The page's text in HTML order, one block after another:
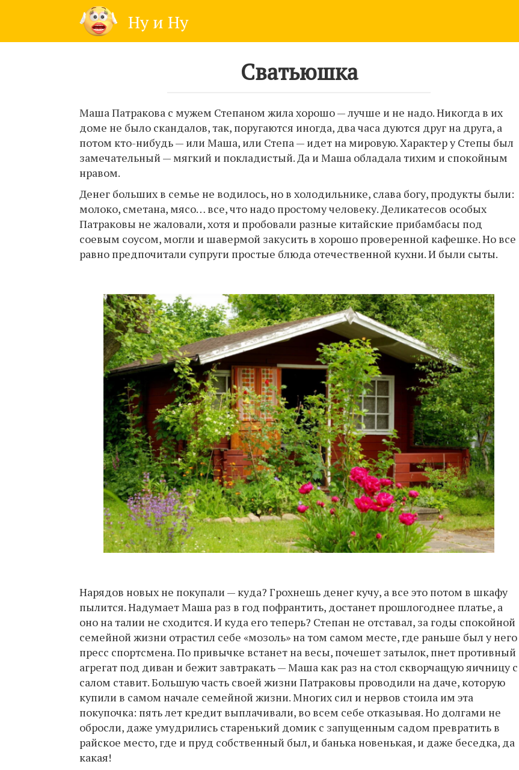
Ну и Ну
Сватьюшка
Маша Патракова с мужем Степаном жила хорошо — лучше и не надо. Никогда в их
доме не было скандалов, так, поругаются иногда, два часа дуются друг на друга, а
потом кто-нибудь — или Маша, или Степа — идет на мировую. Характер у Степы был
замечательный — мягкий и покладистый. Да и Маша обладала тихим и спокойным
нравом.
Денег больших в семье не водилось, но в холодильнике, слава богу, продукты были:
молоко, сметана, мясо… все, что надо простому человеку. Деликатесов особых
Патраковы не жаловали, хотя и пробовали разные китайские прибамбасы под
соевым соусом, могли и шавермой закусить в хорошо проверенной кафешке. Но все
равно предпочитали супруги простые блюда отечественной кухни. И были сыты.
Нарядов новых не покупали — куда? Грохнешь денег кучу, а все это потом в шкафу
пылится. Надумает Маша раз в год пофрантить, достанет прошлогоднее платье, а
оно на талии не сходится. И куда его теперь? Степан не отставал, за годы спокойной
семейной жизни отрастил себе «мозоль» на том самом месте, где раньше был у него
пресс спортсмена. По привычке встанет на весы, почешет затылок, пнет противный
агрегат под диван и бежит завтракать — Маша как раз на стол скворчащую яичницу с
салом ставит. Большую часть своей жизни Патраковы проводили на даче, которую
купили в самом начале семейной жизни. Многих сил и нервов стоила им эта
покупочка: пять лет кредит выплачивали, во всем себе отказывая. Но долгами не
обросли, даже умудрились старенький домик с запущенным садом превратить в
райское место, где и пруд собственный был, и банька новенькая, и даже беседка, да
какая!